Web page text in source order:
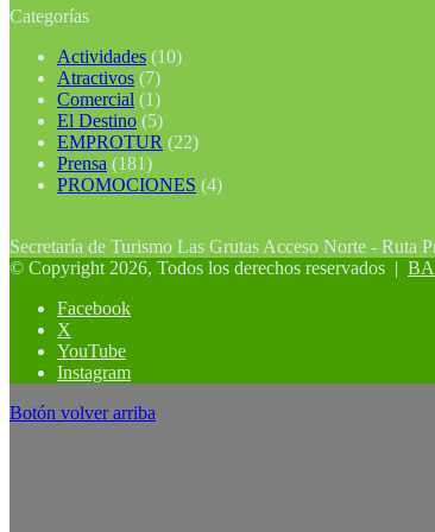
Categorías
Actividades (10)
Atractivos (7)
Comercial (1)
El Destino (5)
EMPROTUR (22)
Prensa (181)
PROMOCIONES (4)
Secretaría de Turismo Las Grutas Acceso Norte - Ruta
© Copyright 2026, Todos los derechos reservados |
Facebook
X
YouTube
Instagram
Botón volver arriba